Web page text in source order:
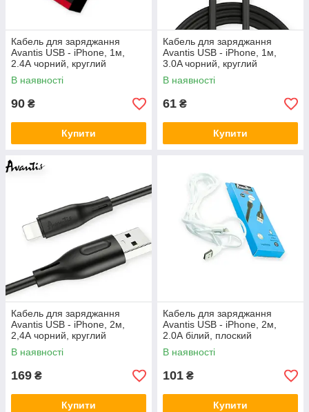
Кабель для заряджання
Avantis USB - iPhone, 1м,
2.4А чорний, круглий
тканинне обплет. QC L подібн
В наявності
90 ₴
Купити
Кабель для заряджання
Avantis USB - iPhone, 1м,
3.0A чорний, круглий
рифлене обплет. Business
В наявності
61 ₴
Купити
Кабель для заряджання
Avantis USB - iPhone, 2м,
2,4А чорний, круглий
силіконове обплет. QC
В наявності
169 ₴
Купити
Кабель для заряджання
Avantis USB - iPhone, 2м,
2.0А білий, плоский
силіконове обплет. Plane
В наявності
101 ₴
Купити